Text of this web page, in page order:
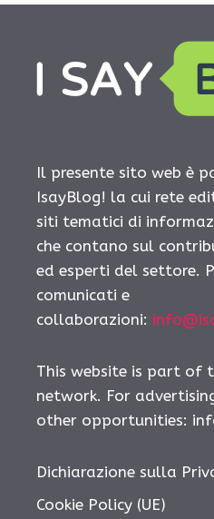
Il presente sito web è
IsayBlog! la cui rete
siti tematici di
che contano sul
ed esperti del settore.
comunicati e
collaborazioni:
This website is part of
network. For
other opportunities:
Dichiarazione sulla
Cookie Policy (UE)